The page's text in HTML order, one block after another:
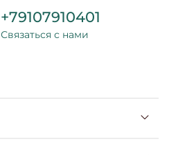
+79107910401
Связаться с нами